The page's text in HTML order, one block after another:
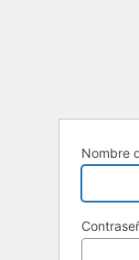
Nombre